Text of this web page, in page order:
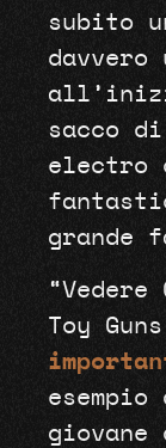
subito
davvero
sacco di
electro
grande
Toy
esempio
giovane